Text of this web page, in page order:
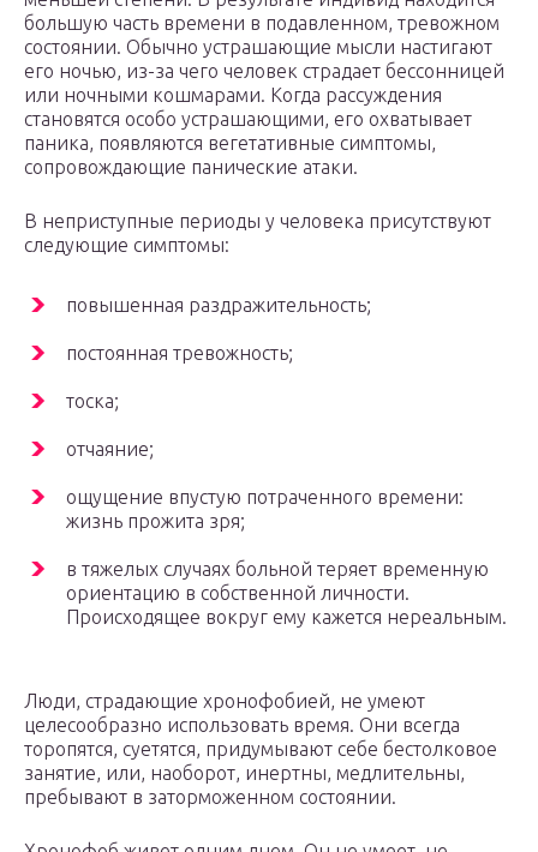
большую часть времени в подавленном, тревожном
состоянии. Обычно устрашающие мысли настигают
его ночью, из-за чего человек страдает бессонницей
или ночными кошмарами. Когда рассуждения
становятся особо устрашающими, его охватывает
паника, появляются вегетативные симптомы,
сопровождающие панические атаки.
В неприступные периоды у человека присутствуют
следующие симптомы:
повышенная раздражительность;
постоянная тревожность;
тоска;
отчаяние;
ощущение впустую потраченного времени:
жизнь прожита зря;
в тяжелых случаях больной теряет временную
ориентацию в собственной личности.
Происходящее вокруг ему кажется нереальным.
Люди, страдающие хронофобией, не умеют
целесообразно использовать время. Они всегда
торопятся, суетятся, придумывают себе бестолковое
занятие, или, наоборот, инертны, медлительны,
пребывают в заторможенном состоянии.